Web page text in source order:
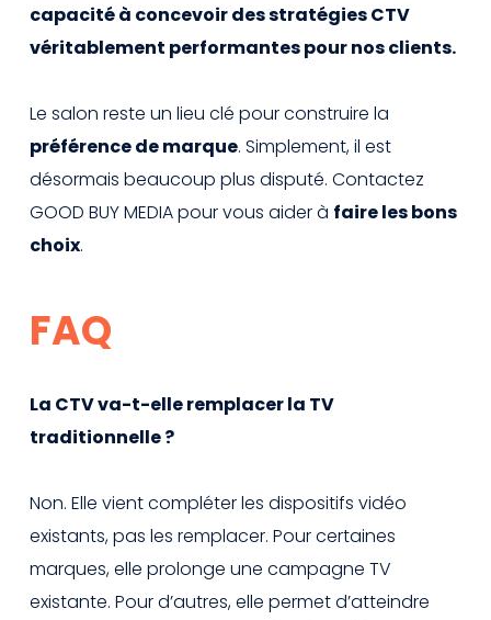
capacité à concevoir des stratégies CTV
véritablement performantes pour nos clients.
Le salon reste un lieu clé pour construire la
préférence de marque. Simplement, il est
désormais beaucoup plus disputé. Contactez
GOOD BUY MEDIA pour vous aider à faire les bons
choix.
FAQ
La CTV va-t-elle remplacer la TV
traditionnelle ?
Non. Elle vient compléter les dispositifs vidéo
existants, pas les remplacer. Pour certaines
marques, elle prolonge une campagne TV
existante. Pour d’autres, elle permet d’atteindre